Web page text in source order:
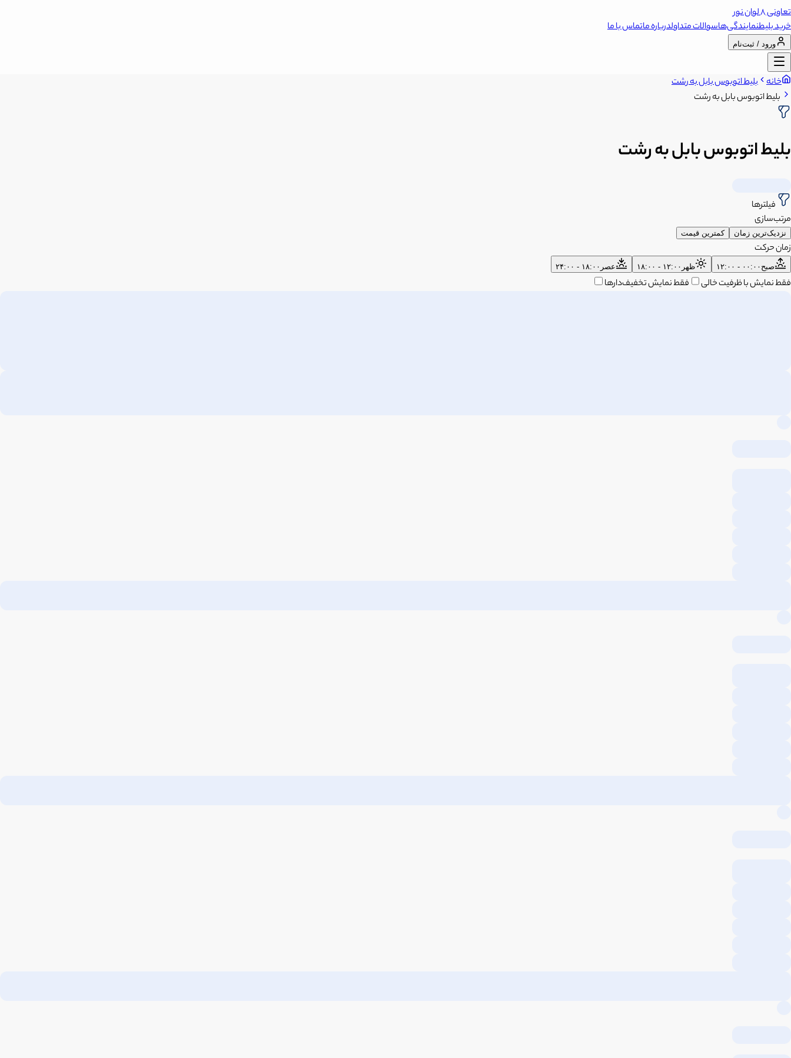
تعاونی 8 لوان نور
خرید بلیطنمایندگی‌هاسوالات متداولدرباره ماتماس با ما
ورود / ثبت‌نام
خانه بلیط اتوبوس بابل به رشت
بلیط اتوبوس بابل به رشت
بلیط اتوبوس بابل به رشت
فیلترها
مرتب‌سازی
نزدیک‌ترین زمان کمترین قیمت
زمان حرکت
صبح ۰۰:۰۰ - ۱۲:۰۰ ظهر ۱۲:۰۰ - ۱۸:۰۰ عصر ۱۸:۰۰ - ۲۴:۰۰
فقط نمایش با ظرفیت خالی فقط نمایش تخفیف‌دارها